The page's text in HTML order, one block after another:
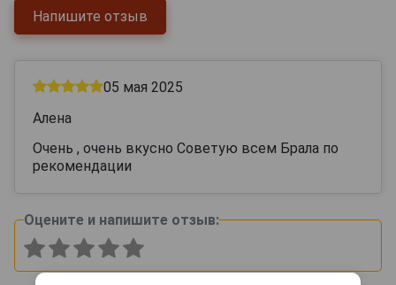
Напишите отзыв
05 мая 2025
Алена
Очень , очень вкусно Советую всем Брала по
рекомендации
Оцените и напишите отзыв: